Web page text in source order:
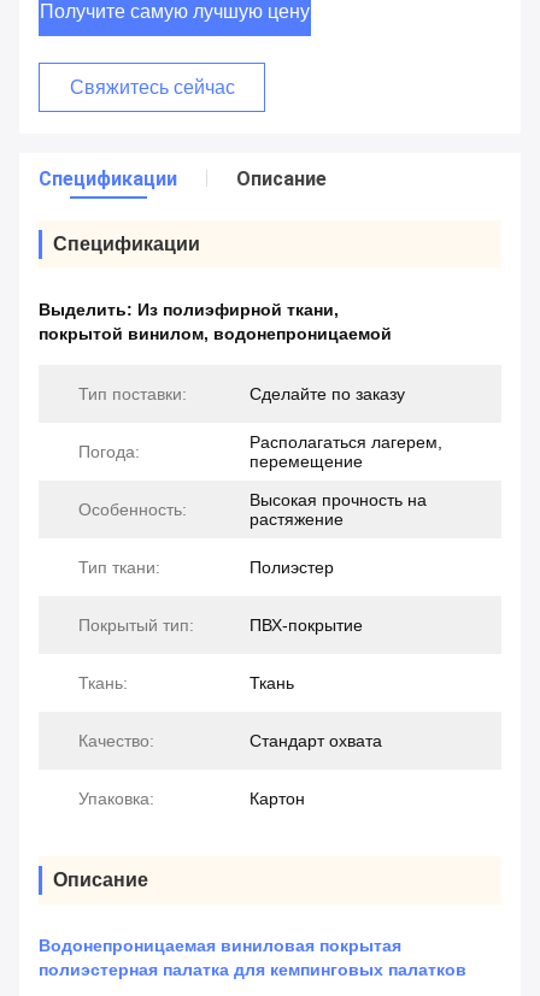
Получите самую лучшую цену
Свяжитесь сейчас
Спецификации Описание
Спецификации
Выделить: Из полиэфирной ткани,
покрытой винилом, водонепроницаемой
Тип поставки: Сделайте по заказу
Погода:
Располагаться лагерем,
перемещение
Особенность:
Высокая прочность на
растяжение
Тип ткани: Полиэстер
Покрытый тип: ПВХ-покрытие
Ткань: Ткань
Качество: Стандарт охвата
Упаковка: Картон
Описание
Водонепроницаемая виниловая покрытая
полиэстерная палатка для кемпинговых палатков